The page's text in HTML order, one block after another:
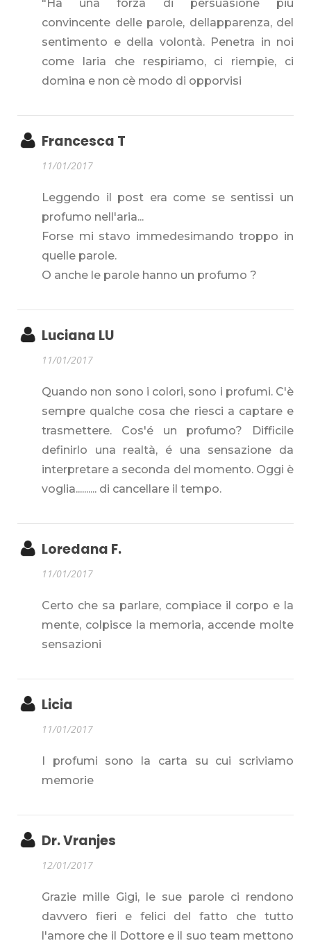
"Ha una forza di persuasione più
convincente delle parole, dellapparenza, del
sentimento e della volontà. Penetra in noi
come laria che respiriamo, ci riempie, ci
domina e non cè modo di opporvisi
Francesca T
11/01/2017
Leggendo il post era come se sentissi un
profumo nell'aria...
Forse mi stavo immedesimando troppo in
quelle parole.
O anche le parole hanno un profumo ?
Luciana LU
11/01/2017
Quando non sono i colori, sono i profumi. C'è
sempre qualche cosa che riesci a captare e
trasmettere. Cos'é un profumo? Difficile
definirlo una realtà, é una sensazione da
interpretare a seconda del momento. Oggi è
voglia.......... di cancellare il tempo.
Loredana F.
11/01/2017
Certo che sa parlare, compiace il corpo e la
mente, colpisce la memoria, accende molte
sensazioni
Licia
11/01/2017
I profumi sono la carta su cui scriviamo
memorie
Dr. Vranjes
12/01/2017
Grazie mille Gigi, le sue parole ci rendono
davvero fieri e felici del fatto che tutto
l'amore che il Dottore e il suo team mettono